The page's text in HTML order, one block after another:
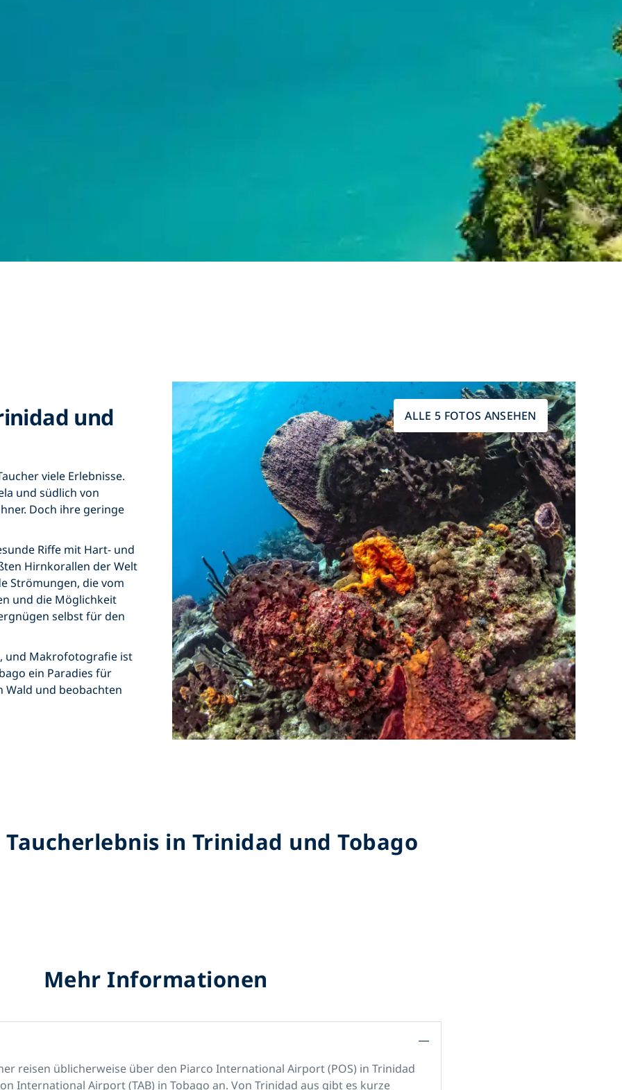
und
viele Erlebnisse.
und südlich von
Doch ihre geringe
Riffe mit Hart- und
Hirnkorallen der Welt
Strömungen, die vom
und die Möglichkeit
selbst für den
und Makrofotografie ist
ein Paradies für
Wald und beobachten
ALLE 5 FOTOS ANSEHEN
in Trinidad und Tobago
Mehr Informationen
reisen üblicherweise über den Piarco International Airport (POS) in Trinidad
International Airport (TAB) in Tobago an. Von Trinidad aus gibt es kurze